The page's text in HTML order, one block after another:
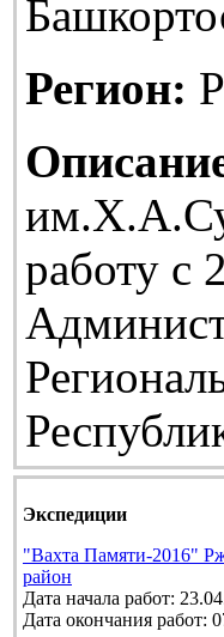
Регион:
работу с
Экспедиции
"Вахта Памяти-2016"
район
Дата начала работ:
Дата окончания работ: